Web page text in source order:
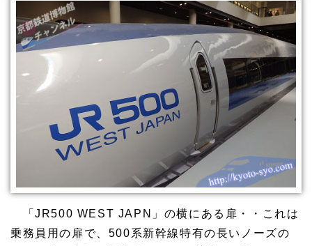
「JR500 WEST JAPN」の横にある扉・・これは
乗務員用の扉で、500系新幹線特有の長いノーズの